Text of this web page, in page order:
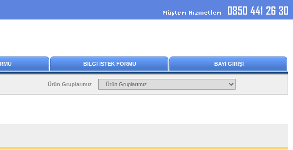
BİLGİ İSTEK FORMU BAYİ GİRİŞİ
Ürün Gruplarımız